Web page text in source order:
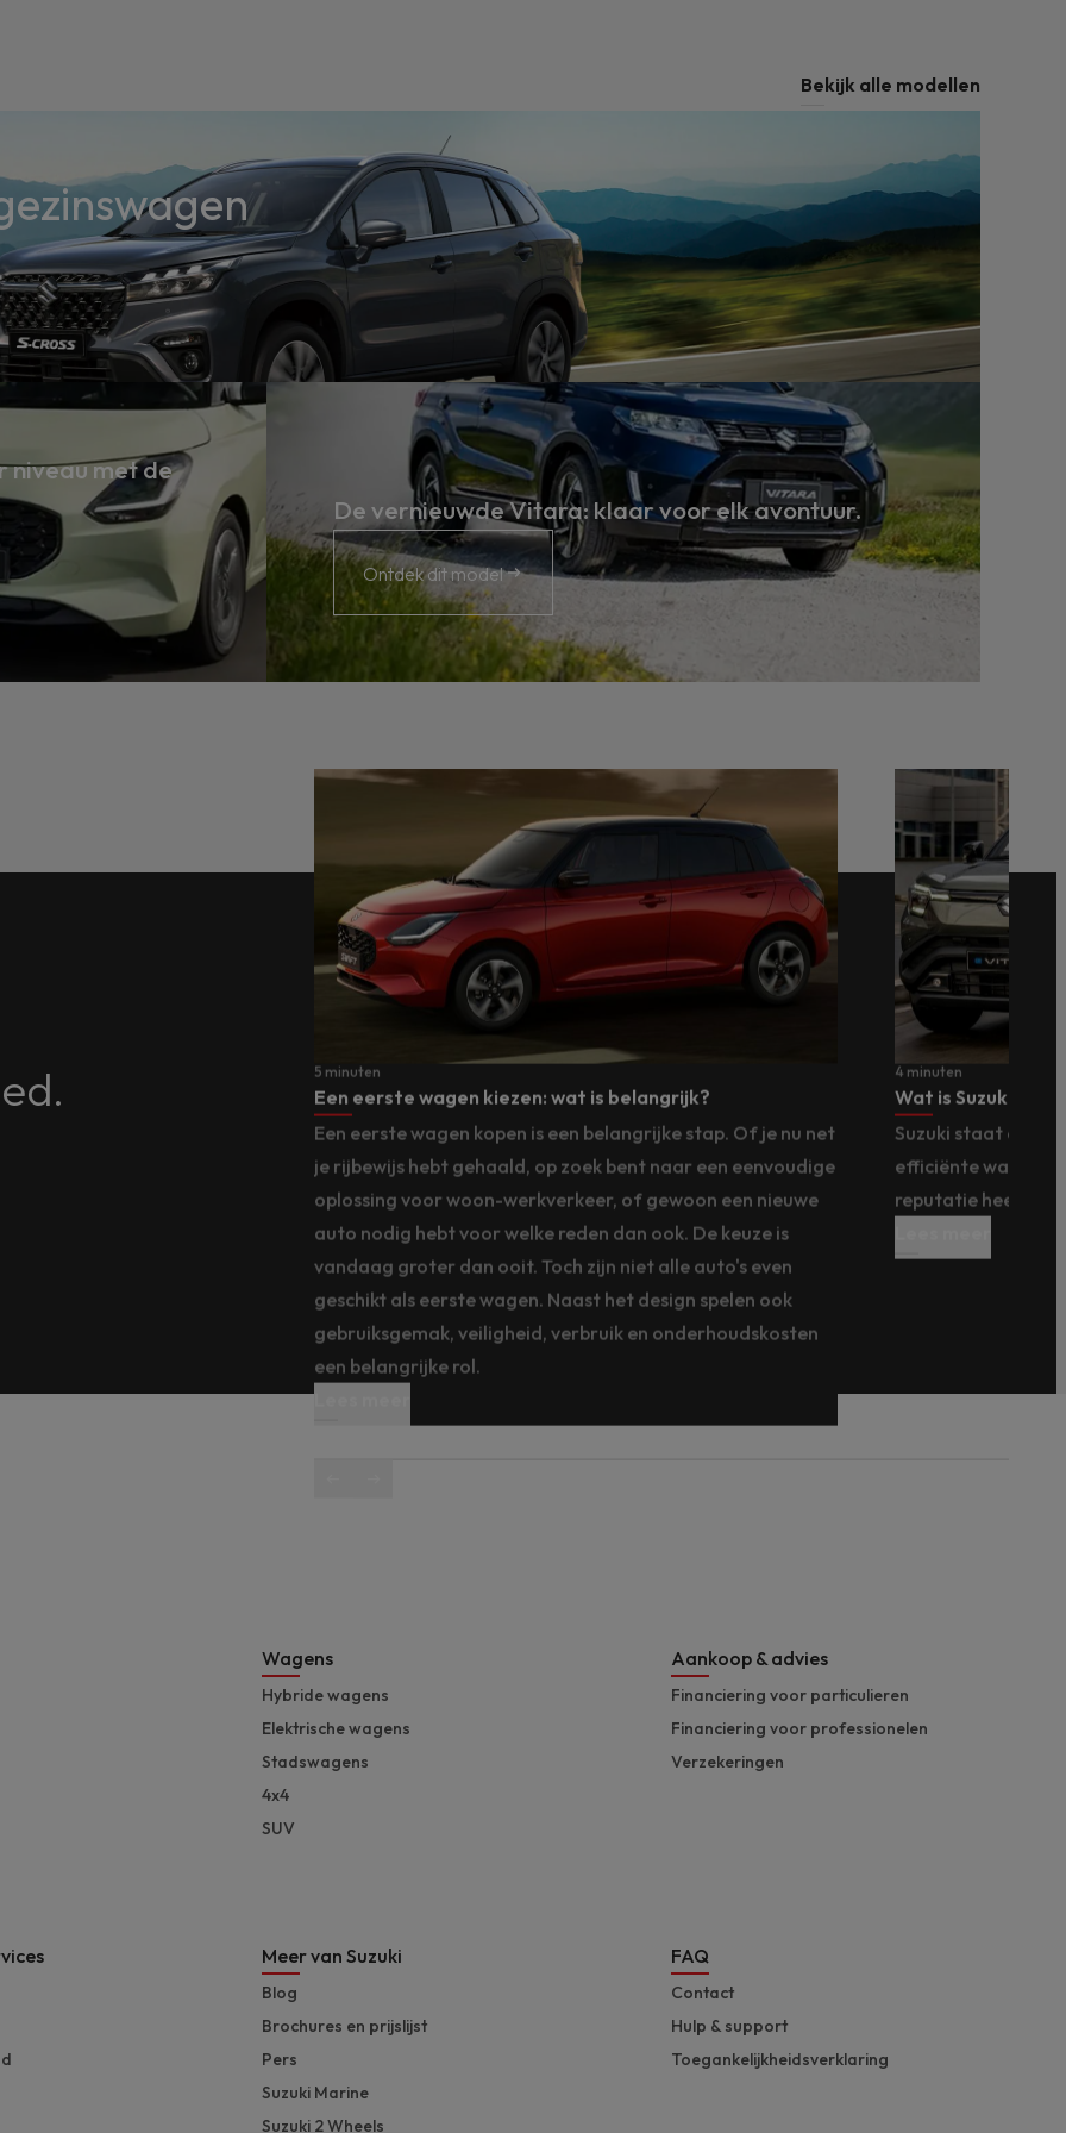
Bekijk alle modellen
niveau met de
De vernieuwde Vitara: klaar voor elk avontuur.
Ontdek dit model
verschillen op een
tegen. Mild
een rij.
Een eerste wagen kiezen: wat is belangrijk?
5 minuten
Een eerste wagen kopen is een belangrijke stap. Of je nu net
je rijbewijs hebt gehaald, op zoek bent naar een eenvoudige
oplossing voor woon-werkverkeer, of gewoon een nieuwe
auto nodig hebt voor welke reden dan ook. De keuze is
vandaag groter dan ooit. Toch zijn niet alle auto's even
geschikt als eerste wagen. Naast het design spelen ook
gebruiksgemak, veiligheid, verbruik en onderhoudskosten
een belangrijke rol.
Wat is Suzuki
4 minuten
Suzuki staat al
efficiënte wagens.
reputatie heeft op
Wagens
Hybride wagens
Elektrische wagens
Stadswagens
4x4
SUV
Aankoop & advies
Financiering voor particulieren
Financiering voor professionelen
Verzekeringen
Meer van Suzuki
Blog
Brochures en prijslijst
Pers
Suzuki Marine
Suzuki 2 Wheels
FAQ
Contact
Hulp & support
Toegankelijkheidsverklaring